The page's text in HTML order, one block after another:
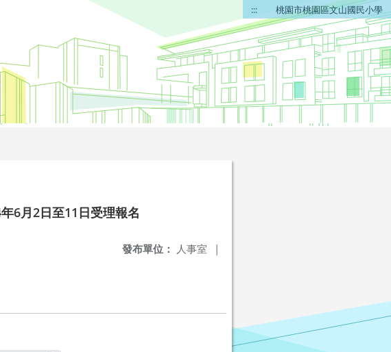
::: 桃園市桃園區文山國民小學
6月2日至11日受理報名
發布單位： 人事室 |